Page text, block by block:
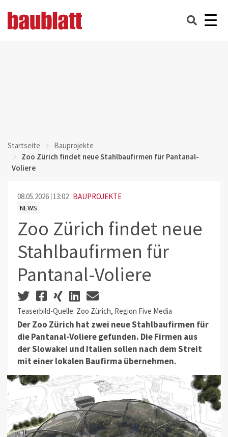
Startseite
Bauprojekte
Zoo Zürich findet neue Stahlbaufirmen für Pantanal-
Voliere
08.05.2026 13:02 BAUPROJEKTE
NEWS
Zoo Zürich findet neue
Stahlbaufirmen für
Pantanal-Voliere
Teaserbild-Quelle: Zoo Zürich, Region Five Media
Der Zoo Zürich hat zwei neue Stahlbaufirmen für
die Pantanal-Voliere gefunden. Die Firmen aus
der Slowakei und Italien sollen nach dem Streit
mit einer lokalen Baufirma übernehmen.